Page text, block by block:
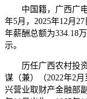
中国籍，广西广电
年5月，2025年12月
年薪酬总额为334.18
示。
历任广西农村投资
谋（兼）（2022年2
兴营业取财产金融部